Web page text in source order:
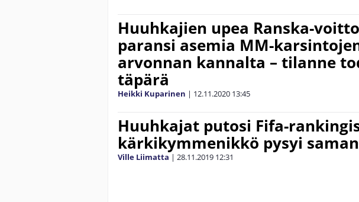
Huuhkajien upea Ranska-voitto
paransi asemia MM-
arvonnan kannalta – tilanne
täpärä
Heikki Kuparinen | 12.11.2020 13:45
Huuhkajat putosi Fifa-
kärkikymmenikkö pysyi
Ville Liimatta | 28.11.2019 12:31